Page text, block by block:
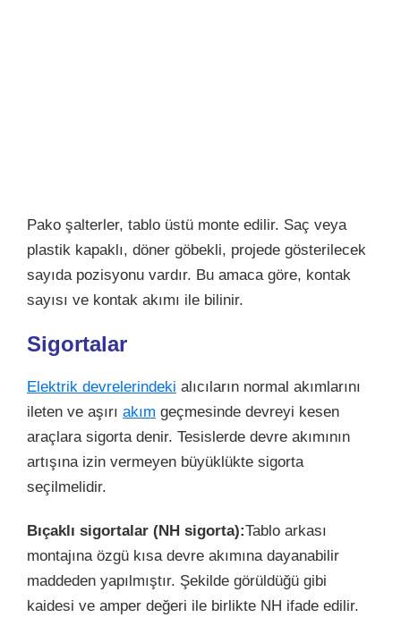
Pako şalterler, tablo üstü monte edilir. Saç veya
plastik kapaklı, döner göbekli, projede gösterilecek
sayıda pozisyonu vardır. Bu amaca göre, kontak
sayısı ve kontak akımı ile bilinir.
Sigortalar
Elektrik devrelerindeki alıcıların normal akımlarını
ileten ve aşırı akım geçmesinde devreyi kesen
araçlara sigorta denir. Tesislerde devre akımının
artışına izin vermeyen büyüklükte sigorta
seçilmelidir.
Bıçaklı sigortalar (NH sigorta):Tablo arkası
montajına özgü kısa devre akımına dayanabilir
maddeden yapılmıştır. Şekilde görüldüğü gibi
kaidesi ve amper değeri ile birlikte NH ifade edilir.